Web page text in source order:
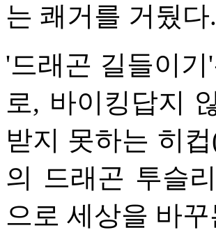
는 쾌거를 거뒀다.
'드래곤 길들이
로, 바이킹답지
받지 못하는 히
의 드래곤 투슬
으로 세상을 바